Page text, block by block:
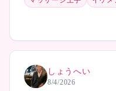
しょうへい
8/4/2026